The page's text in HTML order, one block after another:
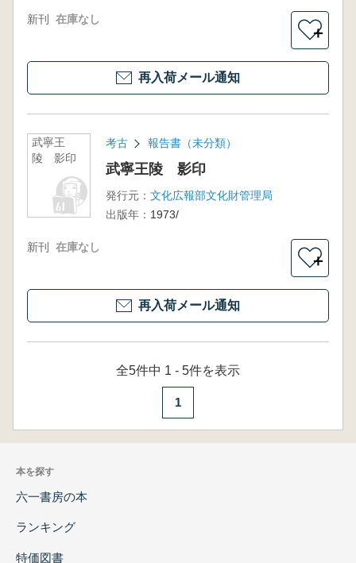
新刊 在庫なし
＋
再入荷メール通知
武寧王
陵 影印
考古 報告書（未分類）
武寧王陵 影印
発行元： 文化広報部文化財管理局
出版年： 1973/
新刊 在庫なし
＋
再入荷メール通知
全5件中 1 - 5件を表示
1
本を探す
六一書房の本
ランキング
特価図書